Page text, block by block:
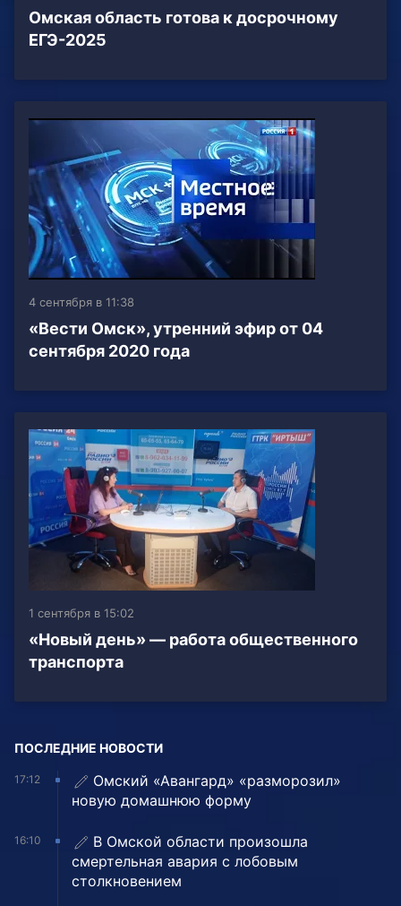
Омская область готова к досрочному
ЕГЭ-2025
4 сентября в 11:38
«Вести Омск», утренний эфир от 04
сентября 2020 года
1 сентября в 15:02
«Новый день» — работа общественного
транспорта
ПОСЛЕДНИЕ НОВОСТИ
17:12
Омский «Авангард» «разморозил»
новую домашнюю форму
16:10
В Омской области произошла
смертельная авария с лобовым
столкновением